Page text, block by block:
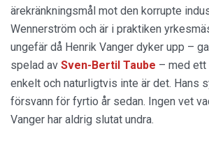
ärekränkningsmål mot den korrupte
Wennerström och är i praktiken
ungefär då Henrik Vanger dyker upp –
spelad av Sven-Bertil Taube – med ett
enkelt och naturligtvis inte är det. Hans
försvann för fyrtio år sedan. Ingen vet
Vanger har aldrig slutat undra.